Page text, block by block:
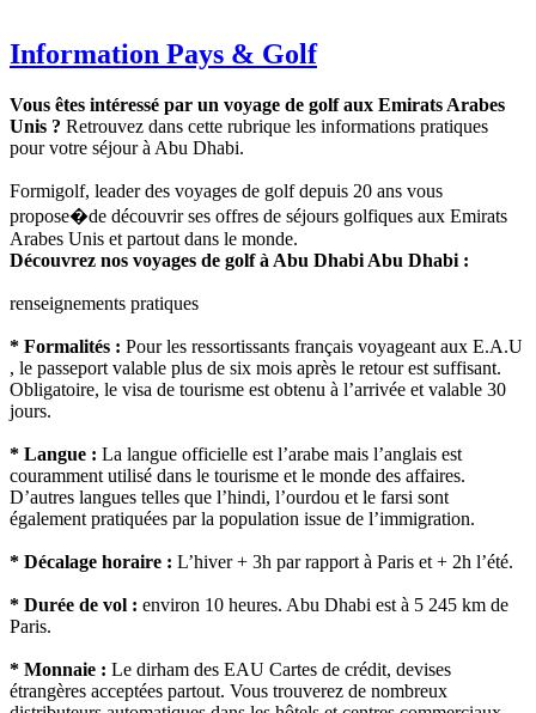
Information Pays & Golf
Vous êtes intéressé par un voyage de golf aux Emirats Arabes
Unis ? Retrouvez dans cette rubrique les informations pratiques
pour votre séjour à Abu Dhabi.
Formigolf, leader des voyages de golf depuis 20 ans vous
propose�de découvrir ses offres de séjours golfiques aux Emirats
Arabes Unis et partout dans le monde.
Découvrez nos voyages de golf à Abu Dhabi Abu Dhabi :
renseignements pratiques
* Formalités : Pour les ressortissants français voyageant aux E.A.U
, le passeport valable plus de six mois après le retour est suffisant.
Obligatoire, le visa de tourisme est obtenu à l’arrivée et valable 30
jours.
* Langue : La langue officielle est l’arabe mais l’anglais est
couramment utilisé dans le tourisme et le monde des affaires.
D’autres langues telles que l’hindi, l’ourdou et le farsi sont
également pratiquées par la population issue de l’immigration.
* Décalage horaire : L’hiver + 3h par rapport à Paris et + 2h l’été.
* Durée de vol : environ 10 heures. Abu Dhabi est à 5 245 km de
Paris.
* Monnaie : Le dirham des EAU Cartes de crédit, devises
étrangères acceptées partout. Vous trouverez de nombreux